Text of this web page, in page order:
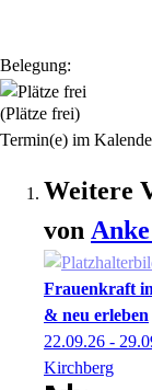
Belegung:
(Plätze frei)
Termin(e) im
Weitere
von Anke
Frauenkraft
& neu erleben
22.09.26 -
Kirchberg